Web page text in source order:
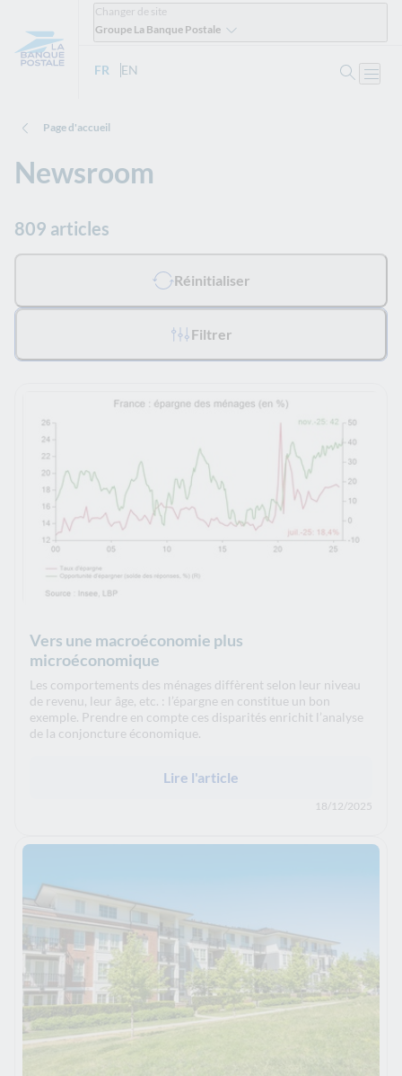
Changer de site
Groupe La Banque Postale
FR - Version française
EN
Page d'accueil
Newsroom
809 articles
Tous les filtres appliqués :
Réinitialiser
Filtrer
Vers une macroéconomie plus
microéconomique
Les comportements des ménages diffèrent selon leur niveau
de revenu, leur âge, etc. : l’épargne en constitue un bon
exemple. Prendre en compte ces disparités enrichit l’analyse
de la conjoncture économique.
Lire l'article
18/12/2025